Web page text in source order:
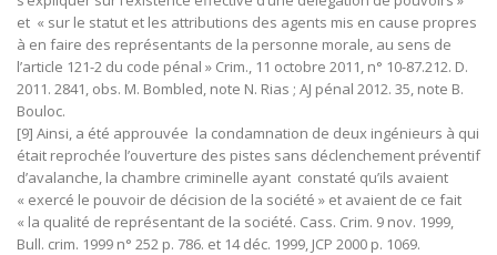
et « sur le statut et les attributions des agents mis en cause propres
à en faire des représentants de la personne morale, au sens de
l’article 121-2 du code pénal » Crim., 11 octobre 2011, n° 10-87.212. D.
2011. 2841, obs. M. Bombled, note N. Rias ; AJ pénal 2012. 35, note B.
Bouloc.
[9] Ainsi, a été approuvée la condamnation de deux ingénieurs à qui
était reprochée l’ouverture des pistes sans déclenchement préventif
d’avalanche, la chambre criminelle ayant constaté qu’ils avaient
« exercé le pouvoir de décision de la société » et avaient de ce fait
« la qualité de représentant de la société. Cass. Crim. 9 nov. 1999,
Bull. crim. 1999 n° 252 p. 786. et 14 déc. 1999, JCP 2000 p. 1069.